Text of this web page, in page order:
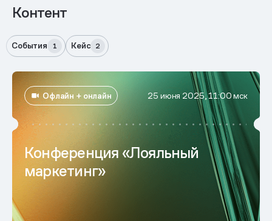
Контент
События 1 Кейс 2
Офлайн + онлайн 25 июня 2025, 11:00 мск
Конференция «Лояльный
маркетинг»